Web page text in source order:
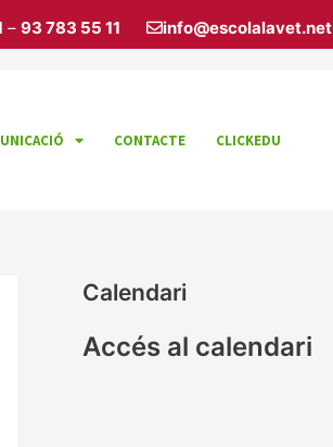
– 93 783 55 11 info@escolalavet.net
CONTACTE CLICKEDU
Calendari
Accés al calendari